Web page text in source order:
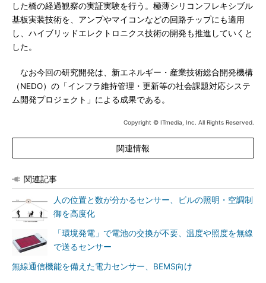
した橋の経過観察の実証実験を行う。極薄シリコンフレキシブル
基板実装技術を、アンプやマイコンなどの回路チップにも適用
し、ハイブリッドエレクトロニクス技術の開発も推進していくと
した。
なお今回の研究開発は、新エネルギー・産業技術総合開発機構
（NEDO）の「インフラ維持管理・更新等の社会課題対応システ
ム開発プロジェクト」による成果である。
Copyright © ITmedia, Inc. All Rights Reserved.
関連情報
関連記事
人の位置と数が分かるセンサー、ビルの照明・空調制
御を高度化
「環境発電」で電池の交換が不要、温度や照度を無線
で送るセンサー
無線通信機能を備えた電力センサー、BEMS向け